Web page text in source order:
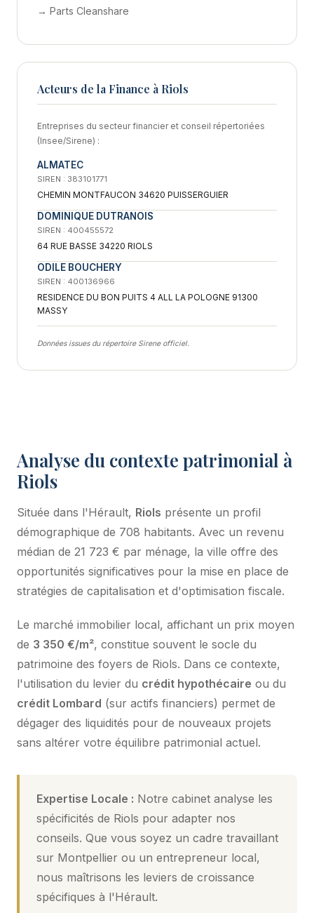
Analyse du contexte patrimonial à
Riols
Située dans l'Hérault, Riols présente un profil
démographique de 708 habitants. Avec un revenu
médian de 21 723 € par ménage, la ville offre des
opportunités significatives pour la mise en place de
stratégies de capitalisation et d'optimisation fiscale.
Le marché immobilier local, affichant un prix moyen
de 3 350 €/m², constitue souvent le socle du
patrimoine des foyers de Riols. Dans ce contexte,
l'utilisation du levier du crédit hypothécaire ou du
crédit Lombard (sur actifs financiers) permet de
dégager des liquidités pour de nouveaux projets
sans altérer votre équilibre patrimonial actuel.
Expertise Locale : Notre cabinet analyse les
spécificités de Riols pour adapter nos
conseils. Que vous soyez un cadre travaillant
sur Montpellier ou un entrepreneur local,
nous maîtrisons les leviers de croissance
spécifiques à l'Hérault.
→ Parts Cleanshare
Acteurs de la Finance à Riols
Entreprises du secteur financier et conseil répertoriées
(Insee/Sirene) :
ALMATEC
SIREN : 383101771
CHEMIN MONTFAUCON 34620 PUISSERGUIER
DOMINIQUE DUTRANOIS
SIREN : 400455572
64 RUE BASSE 34220 RIOLS
ODILE BOUCHERY
SIREN : 400136966
RESIDENCE DU BON PUITS 4 ALL LA POLOGNE 91300
MASSY
Données issues du répertoire Sirene officiel.